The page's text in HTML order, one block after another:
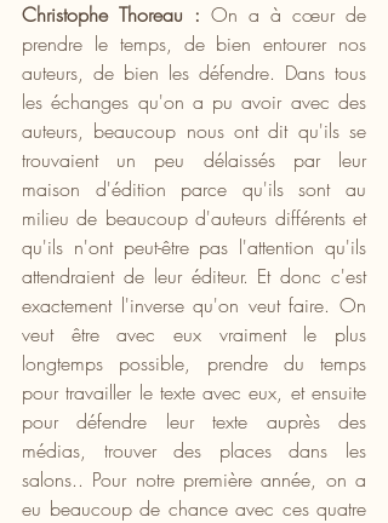
Christophe Thoreau : On a à cœur de
prendre le temps, de bien entourer nos
auteurs, de bien les défendre. Dans tous
les échanges qu'on a pu avoir avec des
auteurs, beaucoup nous ont dit qu'ils se
trouvaient un peu délaissés par leur
maison d'édition parce qu'ils sont au
milieu de beaucoup d'auteurs différents et
qu'ils n'ont peut-être pas l'attention qu'ils
attendraient de leur éditeur. Et donc c'est
exactement l'inverse qu'on veut faire. On
veut être avec eux vraiment le plus
longtemps possible, prendre du temps
pour travailler le texte avec eux, et ensuite
pour défendre leur texte auprès des
médias, trouver des places dans les
salons.. Pour notre première année, on a
eu beaucoup de chance avec ces quatre